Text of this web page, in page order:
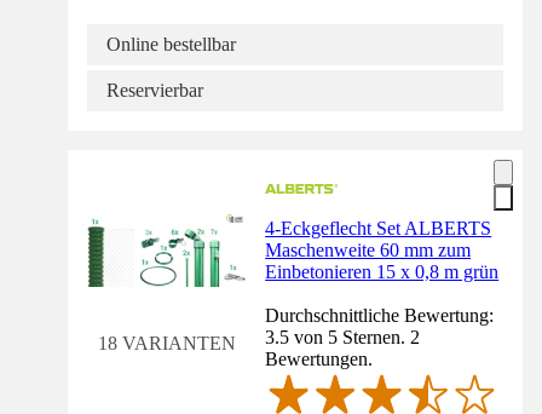
Online bestellbar
Reservierbar
18 VARIANTEN
4-Eckgeflecht Set ALBERTS
Maschenweite 60 mm zum
Einbetonieren 15 x 0,8 m grün
Durchschnittliche Bewertung:
3.5 von 5 Sternen. 2
Bewertungen.